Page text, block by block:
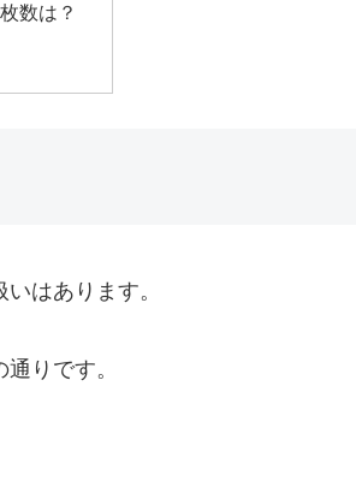
数は？
はあります。
りです。